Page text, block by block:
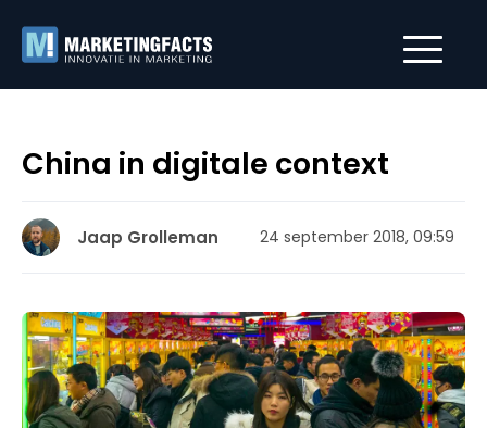
China in digitale context
Jaap Grolleman 24 september 2018, 09:59